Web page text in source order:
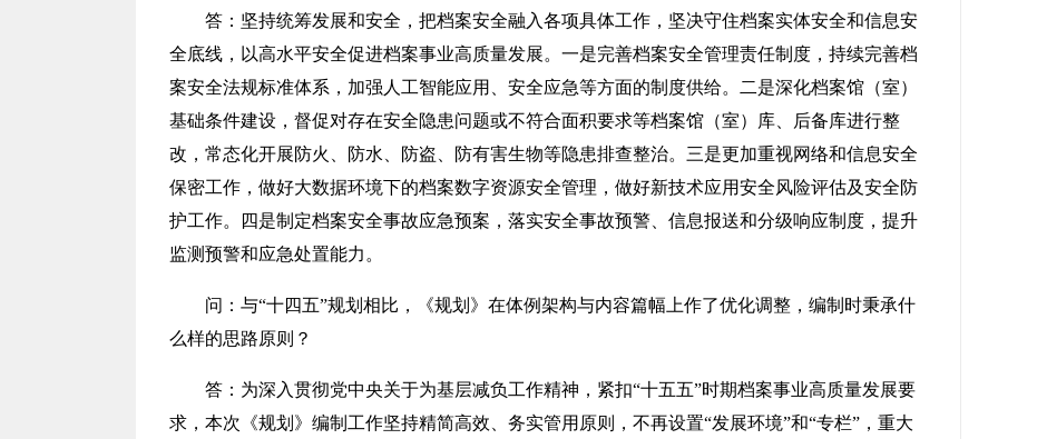
答 ： 坚持统筹发展和安全，把档案安全融入各项具体工作，坚决守住档案实体安全和信息安
全底线，以高水平安全促进档案事业高质量发展。一是完善档案安全管理责任制度，持续完善档
案安全法规标准体系，加强人工智能应用、安全应急等方面的制度供给。二是深化档案馆（室）
基础条件建设，督促对存在安全隐患问题或不符合面积要求等档案馆（室）库、后备库进行整
改，常态化开展防火、防水、防盗、防有害生物等隐患排查整治。三是更加重视网络和信息安全
保密工作，做好大数据环境下的档案数字资源安全管理，做好新技术应用安全风险评估及安全防
护工作。四是制定档案安全事故应急预案，落实安全事故预警、信息报送和分级响应制度，提升
监测预警和应急处置能力。
问： 与“十四五”规划相比，《规划》在体例架构与内容篇幅上作了优化调整，编制时秉承什
么样的思路原则？
答： 为深入贯彻党中央关于为基层减负工作精神，紧扣“十五五”时期档案事业高质量发展要
求，本次《规划》编制工作坚持精简高效、务实管用原则，不再设置“发展环境”和“专栏”，重大